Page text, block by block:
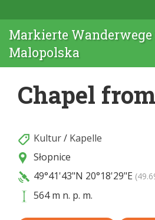
Markierte
Malopolska
Chapel
Kultur/ Kapelle
Słopnice
49°41'43"N 20°18'29"E
564 m n. p. m.